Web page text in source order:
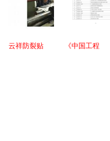
云祥防裂贴
《中国工程